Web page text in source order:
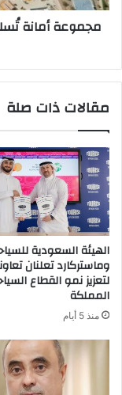
الدولية
مقالات ذات صلة
الهيئة السعودية
وماستركارد تعلنان
لتعزيز نمو القطاع
المملكة
منذ 5 أيام